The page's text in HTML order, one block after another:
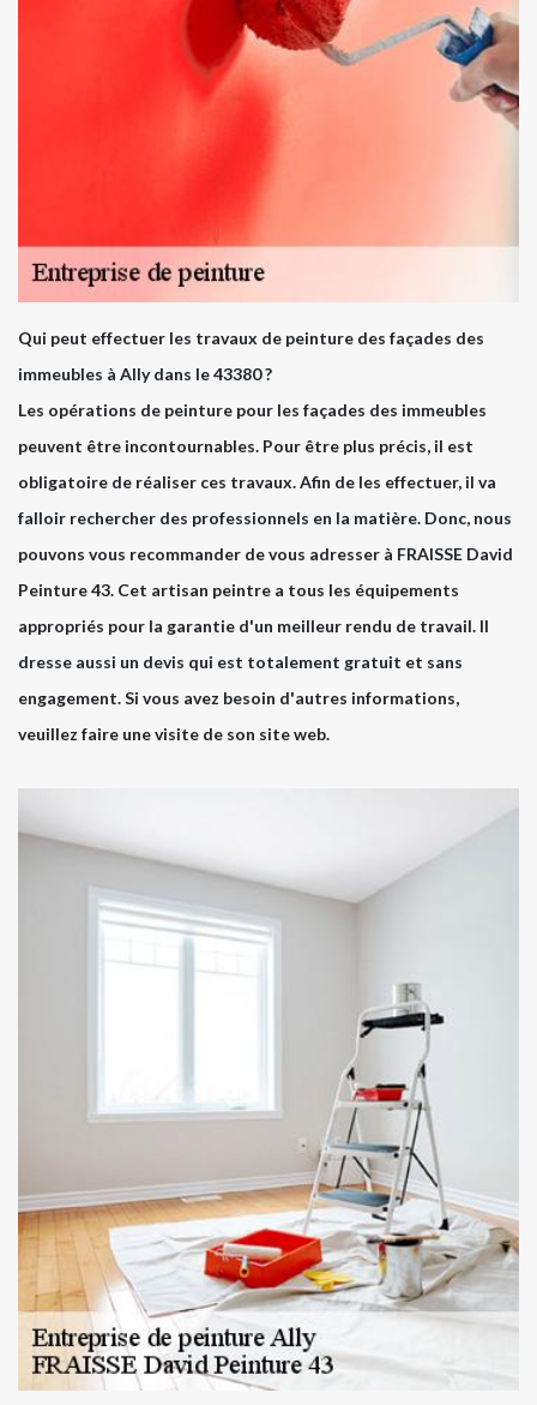
Qui peut effectuer les travaux de peinture des façades des
immeubles à Ally dans le 43380 ?
Les opérations de peinture pour les façades des immeubles
peuvent être incontournables. Pour être plus précis, il est
obligatoire de réaliser ces travaux. Afin de les effectuer, il va
falloir rechercher des professionnels en la matière. Donc, nous
pouvons vous recommander de vous adresser à FRAISSE David
Peinture 43. Cet artisan peintre a tous les équipements
appropriés pour la garantie d'un meilleur rendu de travail. Il
dresse aussi un devis qui est totalement gratuit et sans
engagement. Si vous avez besoin d'autres informations,
veuillez faire une visite de son site web.